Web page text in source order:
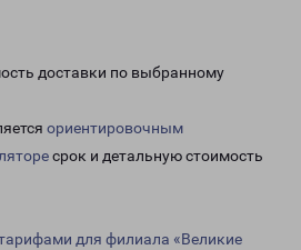
доставки по выбранному
ориентировочным
срок и детальную стоимость
для филиала «Великие